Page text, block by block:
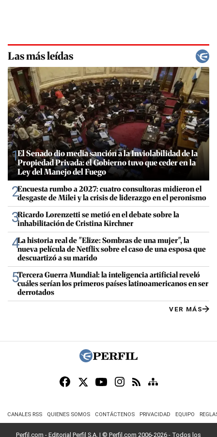
Las más leídas
1El Senado dio media sanción a la Inviolabilidad de la
Propiedad Privada: el Gobierno tuvo que ceder en la
Ley del Manejo del Fuego
2Encuesta rumbo a 2027: cuatro consultoras midieron el
desgaste de Milei y la crisis de liderazgo en el peronismo
3Ricardo Lorenzetti se metió en el debate sobre la
inhabilitación de Cristina Kirchner
4La historia real de "Elize: Sombras de una mujer", la
nueva película de Netflix sobre el caso de una esposa que
descuartizó a su marido
5Tercera Guerra Mundial: la inteligencia artificial reveló
cuáles serían los primeros países latinoamericanos en ser
derrotados
VER MÁS
CANALES RSS QUIENES SOMOS CONTÁCTENOS PRIVACIDAD EQUIPO
Perfil.com - Editorial Perfil S.A. | © Perfil.com 2006-2026 - Todos los